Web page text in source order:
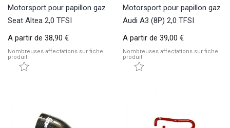
Motorsport pour papillon gaz
Seat Altea 2,0 TFSI
A partir de 38,90 €
Nombreuses affectations sur fiche
produit
Motorsport pour papillon gaz
Audi A3 (8P) 2,0 TFSI
A partir de 39,00 €
Nombreuses affectations sur fiche
produit